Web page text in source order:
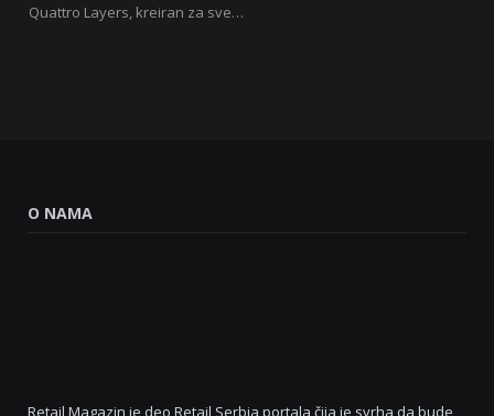
Quattro Layers, kreiran za sve…
O NAMA
Retail Magazin je deo Retail Serbia portala čija je svrha da bude